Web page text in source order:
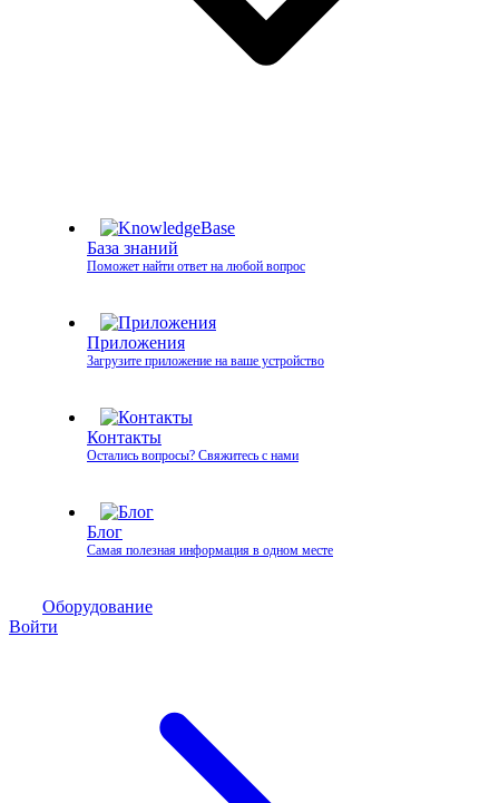
База знаний
Поможет найти ответ на любой вопрос
Приложения
Загрузите приложение на ваше устройство
Контакты
Остались вопросы? Свяжитесь с нами
Блог
Самая полезная информация в одном месте
Оборудование
Войти